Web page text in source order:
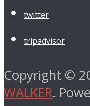
twitter
tripadvisor
Copyright ©
WALKER.